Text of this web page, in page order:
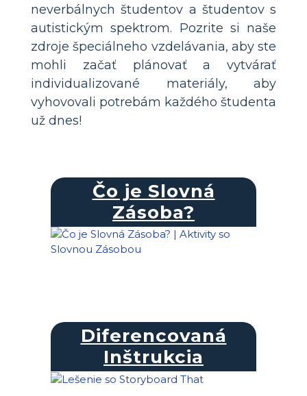
neverbálnych študentov a študentov s
autistickým spektrom. Pozrite si naše
zdroje špeciálneho vzdelávania, aby ste
mohli začať plánovať a vytvárať
individualizované materiály, aby
vyhovovali potrebám každého študenta
už dnes!
Čo je Slovná
Zásoba?
Diferencovaná
Inštrukcia